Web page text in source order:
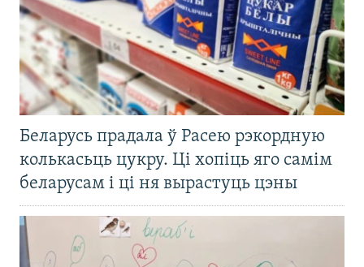
Беларусь прадала ў Расею рэкордную
колькасьць цукру. Ці хопіць яго самім
беларусам і ці ня вырастуць цэны